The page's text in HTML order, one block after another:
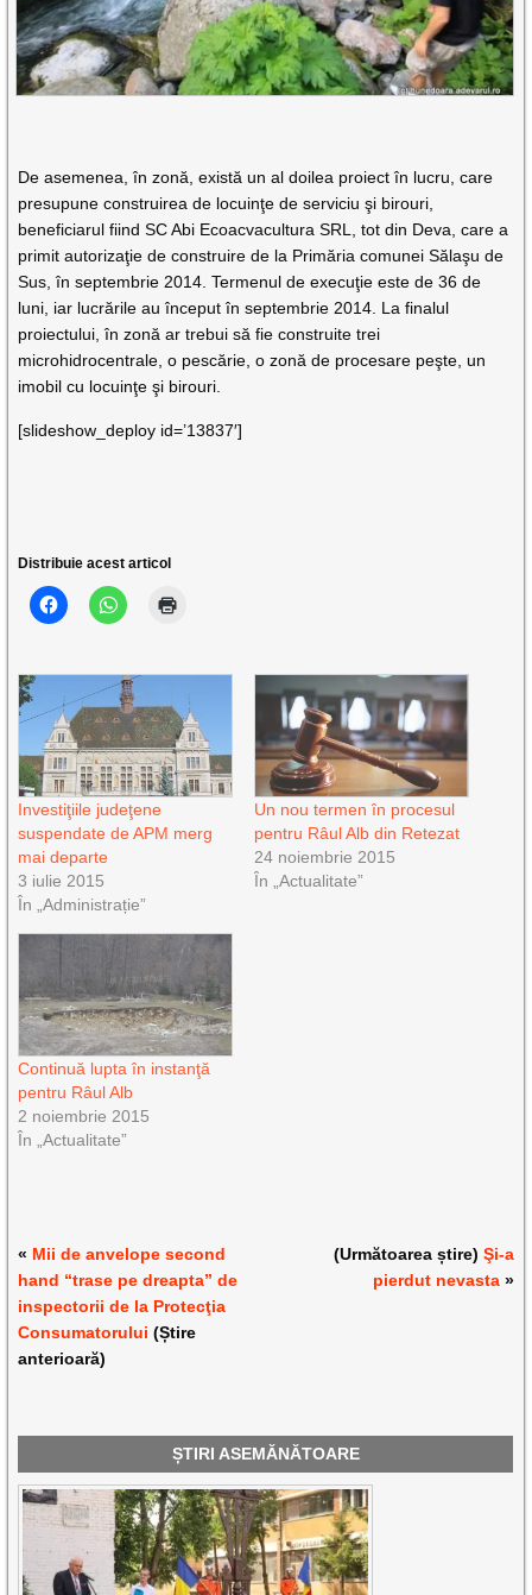
De asemenea, în zonă, există un al doilea proiect în lucru, care
presupune construirea de locuinţe de serviciu şi birouri,
beneficiarul fiind SC Abi Ecoacvacultura SRL, tot din Deva, care a
primit autorizaţie de construire de la Primăria comunei Sălaşu de
Sus, în septembrie 2014. Termenul de execuţie este de 36 de
luni, iar lucrările au început în septembrie 2014. La finalul
proiectului, în zonă ar trebui să fie construite trei
microhidrocentrale, o pescărie, o zonă de procesare peşte, un
imobil cu locuinţe şi birouri.
[slideshow_deploy id=’13837′]
Distribuie acest articol
Investiţiile judeţene
suspendate de APM merg
mai departe
3 iulie 2015
În „Administrație”
Un nou termen în procesul
pentru Râul Alb din Retezat
24 noiembrie 2015
În „Actualitate”
Continuă lupta în instanţă
pentru Râul Alb
2 noiembrie 2015
În „Actualitate”
« Mii de anvelope second
hand “trase pe dreapta” de
inspectorii de la Protecţia
Consumatorului (Știre
anterioară)
(Următoarea știre) Şi-a
pierdut nevasta»
ȘTIRI ASEMĂNĂTOARE